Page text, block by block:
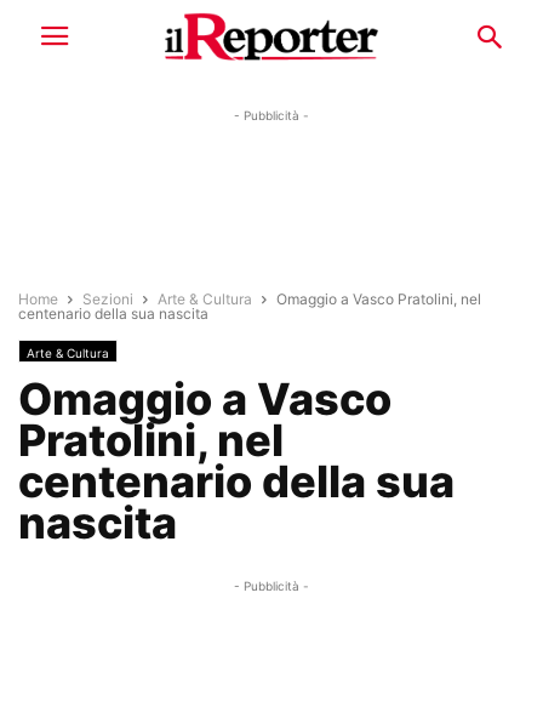
- Pubblicità -
Home Sezioni Arte & Cultura
Omaggio a Vasco Pratolini, nel
centenario della sua nascita
Arte & Cultura
Omaggio a Vasco
Pratolini, nel
centenario della sua
nascita
- Pubblicità -